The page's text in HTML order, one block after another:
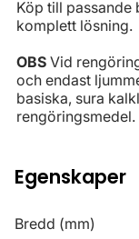
Köp till
komplett lösning.
OBS Vid
och endast
basiska, sura
rengöringsmedel.
Egenskaper
Bredd (mm)